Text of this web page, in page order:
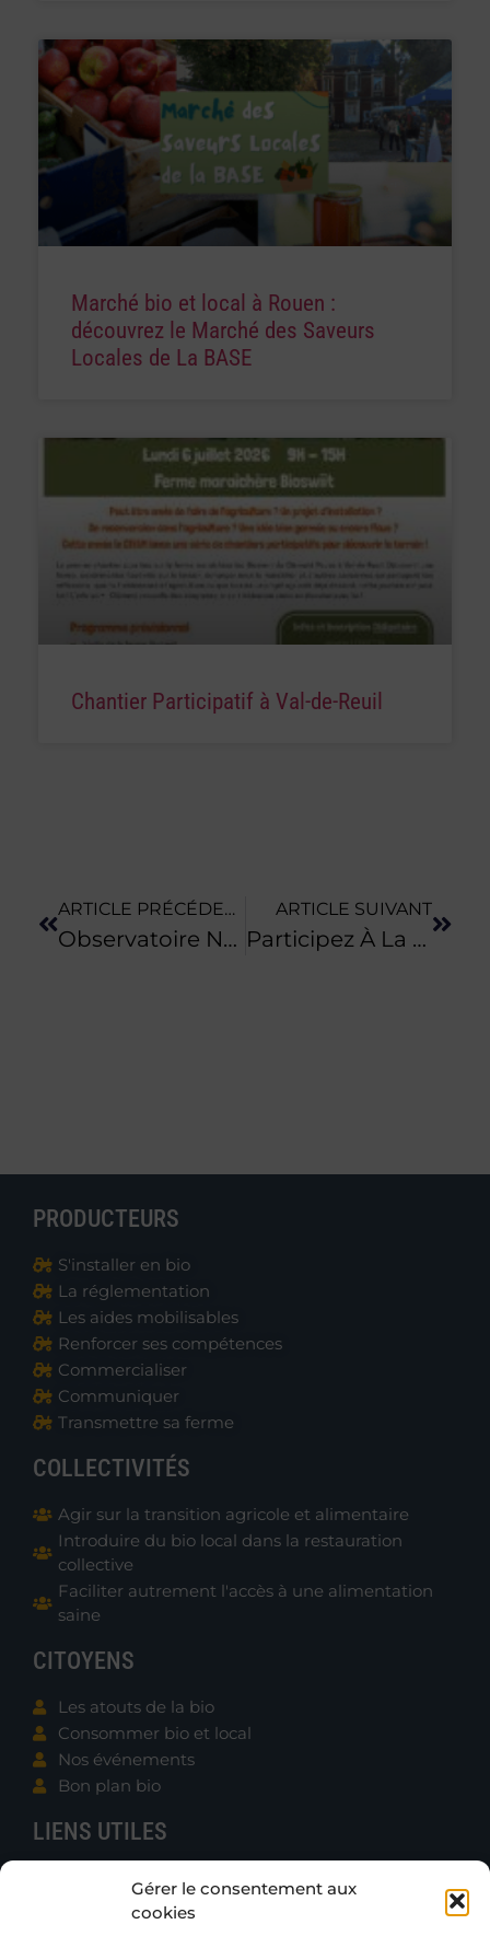
Gérer le consentement aux
cookies
Marché bio et local à Rouen :
découvrez le Marché des Saveurs
Locales de La BASE
Chantier Participatif à Val-de-Reuil
ARTICLE PRÉCÉDENT
Observatoire Normand De L’agriculture Biologique • L’édition 2025 Est Disponible
ARTICLE SUIVANT
Participez À La Fête De La Bio Normandie, Les 14 Et 15 Juin 2025 !
PRODUCTEURS
S'installer en bio
La réglementation
Les aides mobilisables
Renforcer ses compétences
Commercialiser
Communiquer
Transmettre sa ferme
COLLECTIVITÉS
Agir sur la transition agricole et alimentaire
Introduire du bio local dans la restauration
collective
Faciliter autrement l'accès à une alimentation
saine
CITOYENS
Les atouts de la bio
Consommer bio et local
Nos événements
Bon plan bio
LIENS UTILES